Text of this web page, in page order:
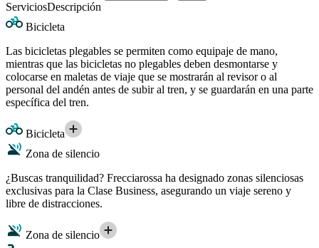
ServiciosDescripción
Bicicleta
Las bicicletas plegables se permiten como equipaje de mano,
mientras que las bicicletas no plegables deben desmontarse y
colocarse en maletas de viaje que se mostrarán al revisor o al
personal del andén antes de subir al tren, y se guardarán en una parte
específica del tren.
Bicicleta
Zona de silencio
¿Buscas tranquilidad? Frecciarossa ha designado zonas silenciosas
exclusivas para la Clase Business, asegurando un viaje sereno y
libre de distracciones.
Zona de silencio